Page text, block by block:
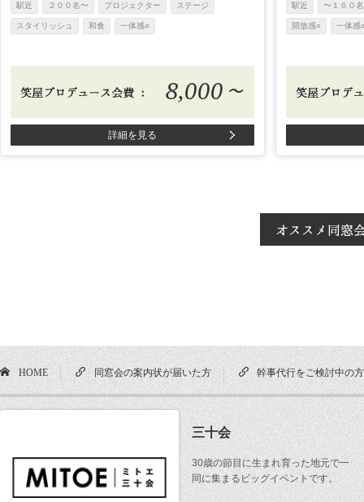
駅近 ２００名〜 プロジェクター ステージ
スタイリッシュ 和食 一体感○
8,000 〜
詳細を見る
駅近 〜１６０名
開放感○ 一体感
HOME 同窓会の案内状が届いた方 幹事代行をご検討中の方
三十会
30歳の節目に生まれ育った地元で一
同に集まるビッグイベントです。